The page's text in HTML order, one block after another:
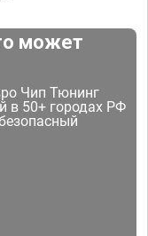
может
Чип Тюнинг
в 50+ городах РФ